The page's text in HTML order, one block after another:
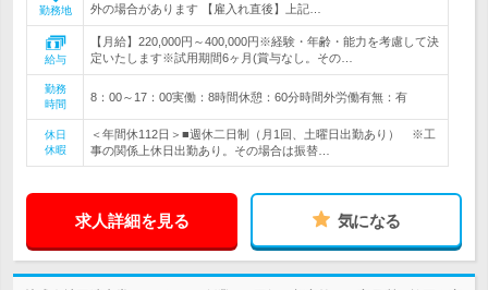
勤務地
外の場合があります 【雇入れ直後】上記…
給与
【月給】220,000円～400,000円※経験・年齢・能力を考慮して決
定いたします※試用期間6ヶ月(賞与なし。その…
勤務
時間
8：00～17：00実働：8時間休憩：60分時間外労働有無：有
休日
休暇
＜年間休112日＞■週休二日制（月1回、土曜日出勤あり） ※工
事の関係上休日出勤あり。その場合は振替…
求人詳細を見る 気になる